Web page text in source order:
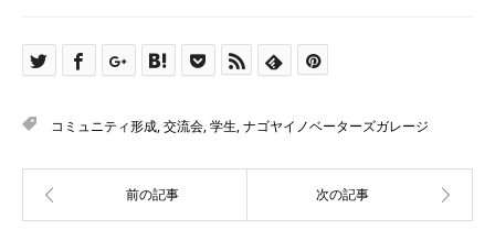
コミュニティ形成,交流会,学生,ナゴヤイノベーターズガレージ